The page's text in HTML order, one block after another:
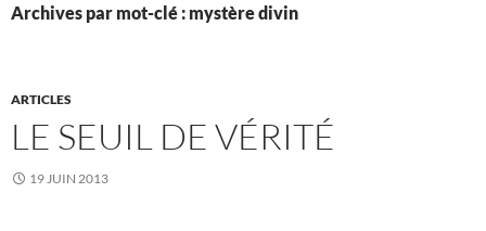
Archives par mot-clé : mystère divin
ARTICLES
LE SEUIL DE VÉRITÉ
19 JUIN 2013